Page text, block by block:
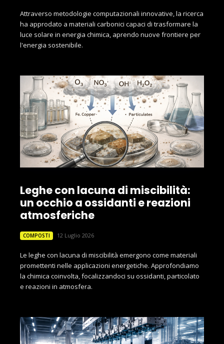
Attraverso metodologie computazionali innovative, la ricerca
ha approdato a materiali carbonici capaci di trasformare la
luce solare in energia chimica, aprendo nuove frontiere per
l'energia sostenibile.
Leghe con lacuna di miscibilità:
un occhio a ossidanti e reazioni
atmosferiche
COMPOSTI 12 Luglio 2026
Le leghe con lacuna di miscibilità emergono come materiali
promettenti nelle applicazioni energetiche. Approfondiamo
la chimica coinvolta, focalizzandoci su ossidanti, particolato
e reazioni in atmosfera.